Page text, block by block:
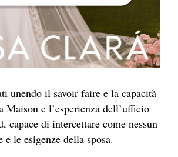
unendo il savoir faire e la capacità
Maison e l’esperienza dell’ufficio
capace di intercettare come nessun
e le esigenze della sposa.